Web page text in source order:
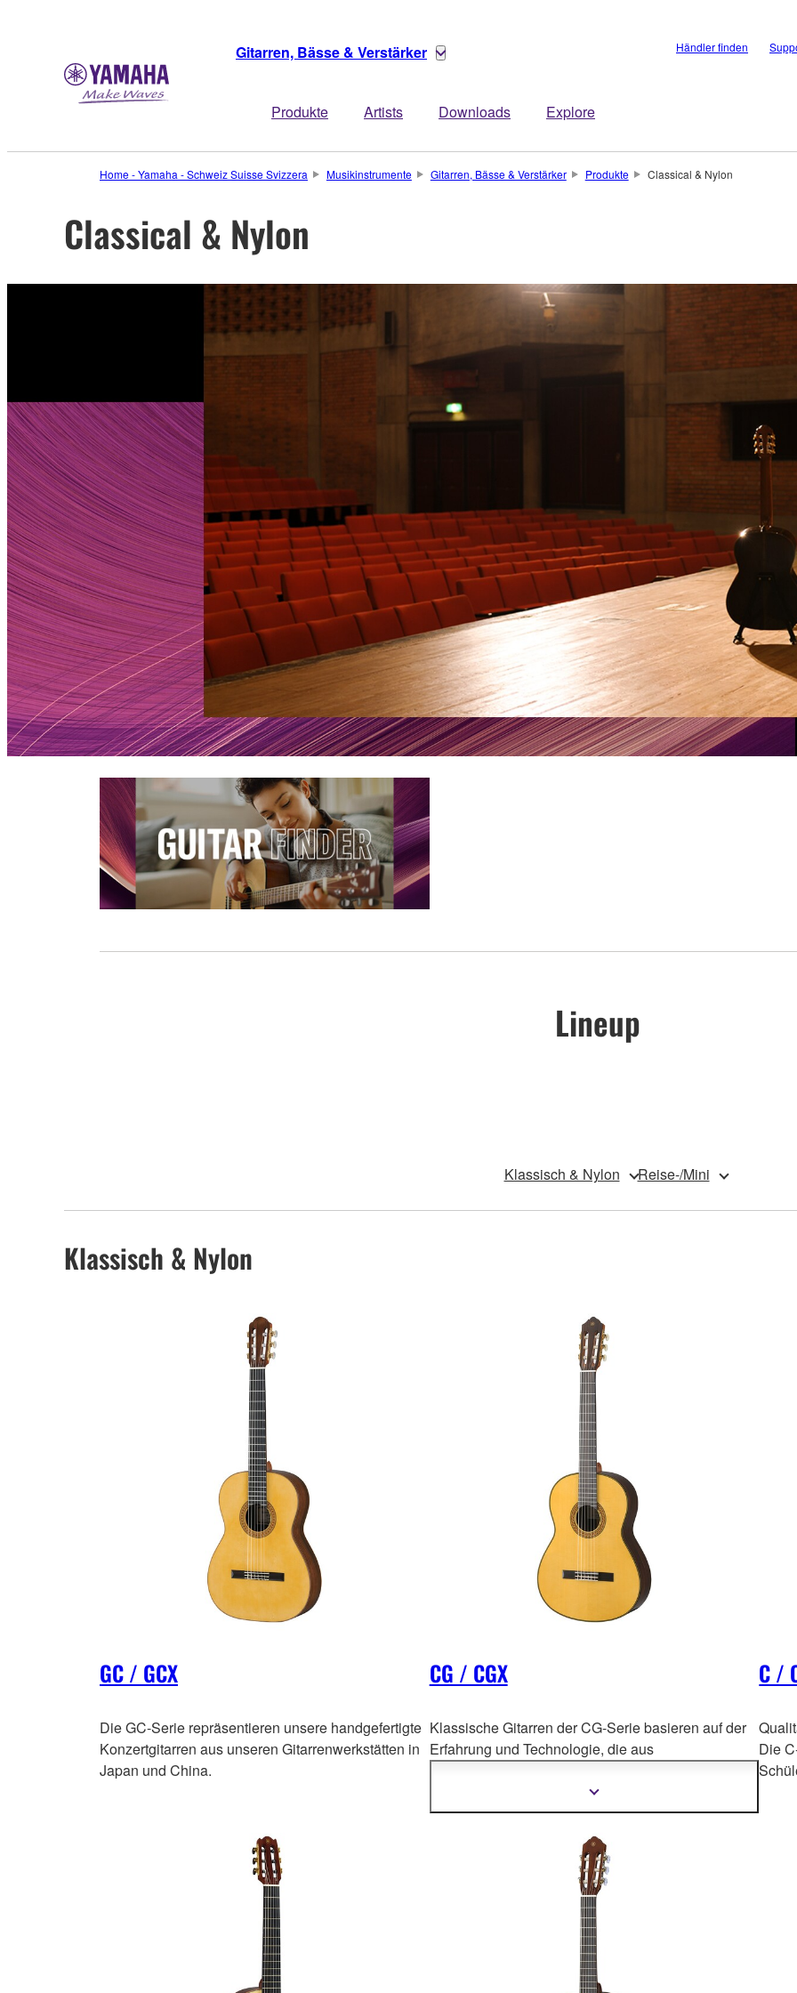
Gitarren, Bässe & Verstärker
Produkte Artists Downloads Explore
Händler finden
Home - Yamaha - Schweiz Suisse Svizzera Musikinstrumente Gitarren, Bässe & Verstärker Produkte Classical & Nylon
Classical & Nylon
Lineup
Klassisch & Nylon Reise-/Mini
Klassisch & Nylon
GC / GCX
Die GC-Serie repräsentieren unsere handgefertigte
Konzertgitarren aus unseren Gitarrenwerkstätten in
Japan und China.
CG / CGX
Klassische Gitarren der CG-Serie basieren auf der
Erfahrung und Technologie, die aus
Meistergitarren wie der GC-Serie gewonnen wurde.
Mehr
C /
Die